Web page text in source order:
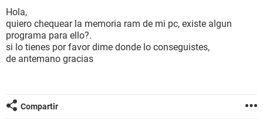
Hola,
quiero chequear la memoria ram de mi pc, existe algun
programa para ello?.
si lo tienes por favor dime donde lo conseguistes,
de antemano gracias
Compartir